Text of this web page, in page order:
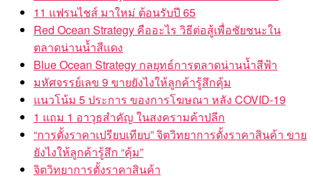
Red Ocean Strategy คืออะไร วิธีต่อสู้เพื่อชัยชนะใน
ตลาดน่านน้ำสีแดง
Blue Ocean Strategy กลยุทธ์การตลาดน่านน้ำสีฟ้า
มหัศจรรย์เลข 9 ขายยังไงให้ลูกค้ารู้สึกคุ้ม
แนวโน้ม 5 ประการ ของการโฆษณา หลัง COVID-19
1 แถม 1 อาวุธสำคัญ ในสงครามค้าปลีก
“การตั้งราคาเปรียบเทียบ” จิตวิทยาการตั้งราคาสินค้า ขาย
ยังไงให้ลูกค้ารู้สึก “คุ้ม”
จิตวิทยาการตั้งราคาสินค้า